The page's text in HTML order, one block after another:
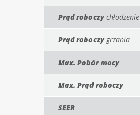
Prąd roboczy chłodzenie
Prąd roboczygrzania
Max. Pobór mocy
Max. Prąd roboczy
SEER